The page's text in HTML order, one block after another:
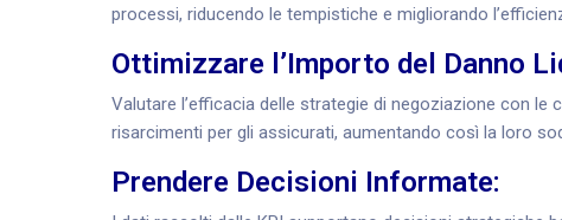
processi, riducendo le tempistiche e migliorando
Ottimizzare l’Importo del Danno
Valutare l’efficacia delle strategie di negoziazione con
risarcimenti per gli assicurati, aumentando così la loro
Prendere Decisioni Informate: